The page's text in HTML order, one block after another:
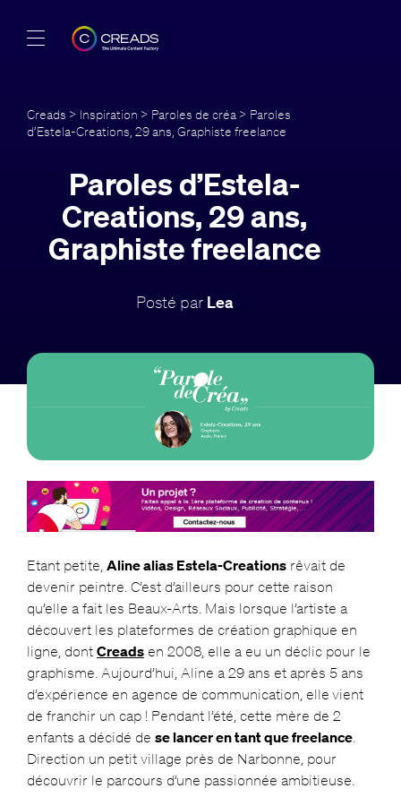
Offres
À propos
Guide
Creads > Inspiration > Paroles de créa> Paroles
d’Estela-Creations, 29 ans, Graphiste freelance
Paroles d’Estela-
Creations, 29 ans,
Graphiste freelance
Posté par Lea
Etant petite, Aline alias Estela-Creationsrêvait de
devenir peintre. C’est d’ailleurs pour cette raison
qu’elle a fait les Beaux-Arts. Mais lorsque l’artiste a
découvert les plateformes de création graphique en
ligne, dont Creadsen 2008, elle a eu un déclic pour le
graphisme. Aujourd’hui, Aline a 29 ans et après 5 ans
d’expérience en agence de communication, elle vient
de franchir un cap ! Pendant l’été, cette mère de 2
enfants a décidé de se lancer en tant que freelance.
Direction un petit village près de Narbonne, pour
découvrir le parcours d’une passionnée ambitieuse.